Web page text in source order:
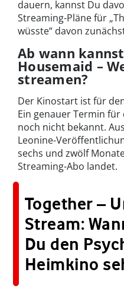
dauern, kannst Du
Streaming-Pläne für
wüsste“ davon
Ab wann
Housemaid –
streamen?
Der Kinostart ist für
Ein genauer Termin
noch nicht bekannt.
Leonine-
sechs und zwölf
Streaming-Abo landet.
Together –
Stream:
Du den
Heimkino